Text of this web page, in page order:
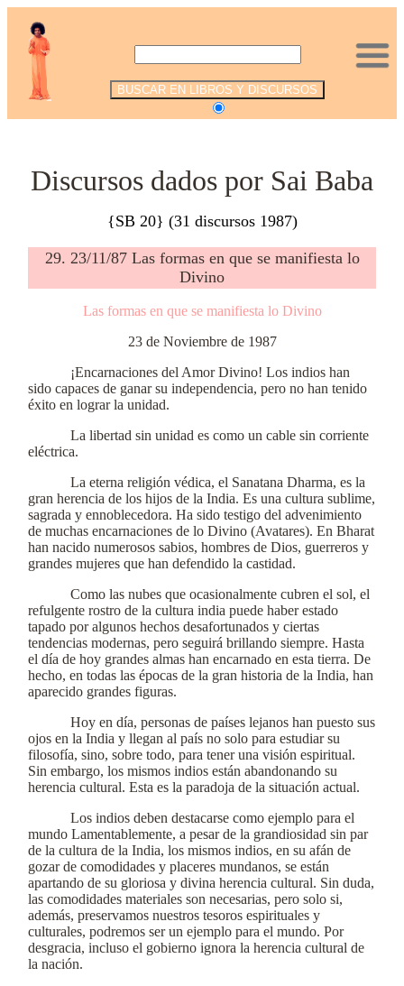
Discursos dados por Sai Baba
{SB 20} (31 discursos 1987)
29. 23/11/87 Las formas en que se manifiesta lo
Divino
Las formas en que se manifiesta lo Divino
23 de Noviembre de 1987
¡Encarnaciones del Amor Divino! Los indios han
sido capaces de ganar su independencia, pero no han tenido
éxito en lograr la unidad.
La libertad sin unidad es como un cable sin corriente
eléctrica.
La eterna religión védica, el Sanatana Dharma, es la
gran herencia de los hijos de la India. Es una cultura sublime,
sagrada y ennoblecedora. Ha sido testigo del advenimiento
de muchas encarnaciones de lo Divino (Avatares). En Bharat
han nacido numerosos sabios, hombres de Dios, guerreros y
grandes mujeres que han defendido la castidad.
Como las nubes que ocasionalmente cubren el sol, el
refulgente rostro de la cultura india puede haber estado
tapado por algunos hechos desafortunados y ciertas
tendencias modernas, pero seguirá brillando siempre. Hasta
el día de hoy grandes almas han encarnado en esta tierra. De
hecho, en todas las épocas de la gran historia de la India, han
aparecido grandes figuras.
Hoy en día, personas de países lejanos han puesto sus
ojos en la India y llegan al país no solo para estudiar su
filosofía, sino, sobre todo, para tener una visión espiritual.
Sin embargo, los mismos indios están abandonando su
herencia cultural. Esta es la paradoja de la situación actual.
Los indios deben destacarse como ejemplo para el
mundo Lamentablemente, a pesar de la grandiosidad sin par
de la cultura de la India, los mismos indios, en su afán de
gozar de comodidades y placeres mundanos, se están
apartando de su gloriosa y divina herencia cultural. Sin duda,
las comodidades materiales son necesarias, pero solo si,
además, preservamos nuestros tesoros espirituales y
culturales, podremos ser un ejemplo para el mundo. Por
desgracia, incluso el gobierno ignora la herencia cultural de
la nación.